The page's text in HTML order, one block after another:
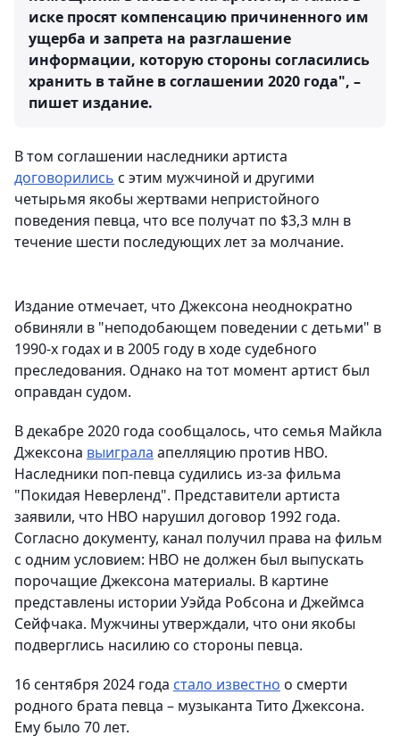
иске просят компенсацию причиненного им
ущерба и запрета на разглашение
информации, которую стороны согласились
хранить в тайне в соглашении 2020 года", –
пишет издание.
В том соглашении наследники артиста
договорились с этим мужчиной и другими
четырьмя якобы жертвами непристойного
поведения певца, что все получат по $3,3 млн в
течение шести последующих лет за молчание.
Издание отмечает, что Джексона неоднократно
обвиняли в "неподобающем поведении с детьми" в
1990-х годах и в 2005 году в ходе судебного
преследования. Однако на тот момент артист был
оправдан судом.
В декабре 2020 года сообщалось, что семья Майкла
Джексона выиграла апелляцию против HBO.
Наследники поп-певца судились из-за фильма
"Покидая Неверленд". Представители артиста
заявили, что HBO нарушил договор 1992 года.
Согласно документу, канал получил права на фильм
с одним условием: HBO не должен был выпускать
порочащие Джексона материалы. В картине
представлены истории Уэйда Робсона и Джеймса
Сейфчака. Мужчины утверждали, что они якобы
подверглись насилию со стороны певца.
16 сентября 2024 года стало известно о смерти
родного брата певца – музыканта Тито Джексона.
Ему было 70 лет.